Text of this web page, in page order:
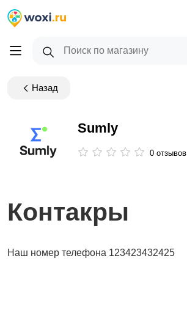
Назад
Sumly
0 отзывов
Контакры
Наш номер телефона 123423432425